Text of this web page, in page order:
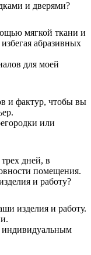
и дверями?
мягкой ткани и
абразивных
для моей
и фактур, чтобы вы
или
дней, в
помещения.
и работу?
изделия и работу.
индивидуальным